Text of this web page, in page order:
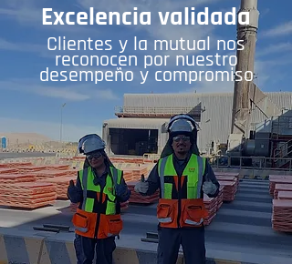
Excelencia validada
Clientes y la mutual nos
reconocen por nuestro
desempeño y compromiso